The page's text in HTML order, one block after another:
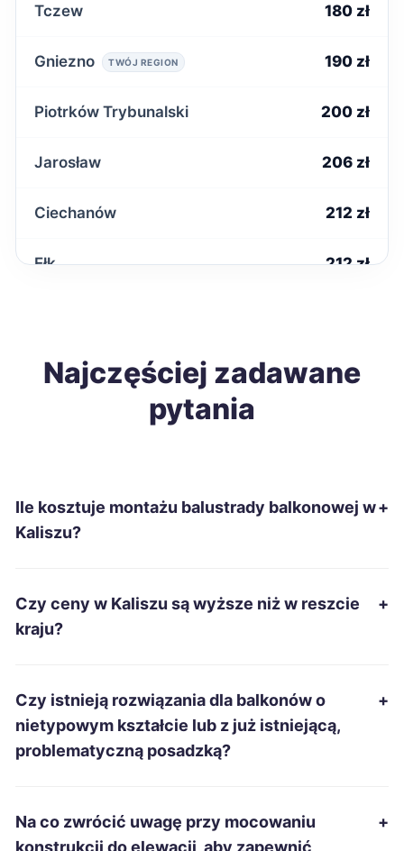
Tczew 180 zł
Gniezno TWÓJ REGION 190 zł
Piotrków Trybunalski 200 zł
Jarosław 206 zł
Ciechanów 212 zł
Ełk 212 zł
Starachowice 212 zł
Szczecinek 213 zł
Tomaszów Mazowiecki
Suwałki 215 zł
Łomża
Najczęściej zadawane
pytania
Ile kosztuje montażu balustrady balkonowej w
Kaliszu?
+
Czy ceny w Kaliszu są wyższe niż w reszcie
kraju?
+
Czy istnieją rozwiązania dla balkonów o
nietypowym kształcie lub z już istniejącą,
problematyczną posadzką?
+
Na co zwrócić uwagę przy mocowaniu
konstrukcji do elewacji, aby zapewnić
+